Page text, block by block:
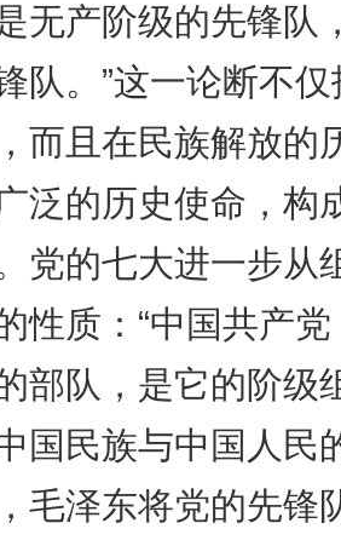
无产阶级的先锋队
队。”这一论断不
而且在民族解放的
泛的历史使命，构
党的七大进一步从
性质：“中国共产
部队，是它的阶级
国民族与中国人民
毛泽东将党的先锋